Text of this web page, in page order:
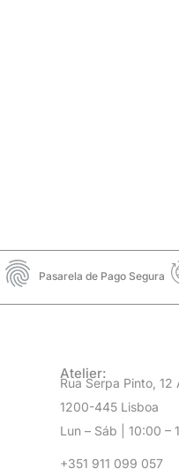
Pasarela de Pago Segura
Atelier:
Rua Serpa Pinto, 12
1200-445 Lisboa
Lun – Sáb | 10:00 –
+351 911 099 057